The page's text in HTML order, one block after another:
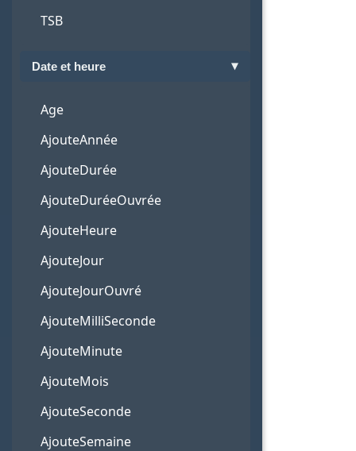
TSB
Date et heure
Age
AjouteAnnée
AjouteDurée
AjouteDuréeOuvrée
AjouteHeure
AjouteJour
AjouteJourOuvré
AjouteMilliSeconde
AjouteMinute
AjouteMois
AjouteSeconde
AjouteSemaine